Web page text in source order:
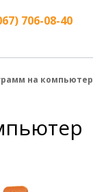
706-08-40
на компьютер